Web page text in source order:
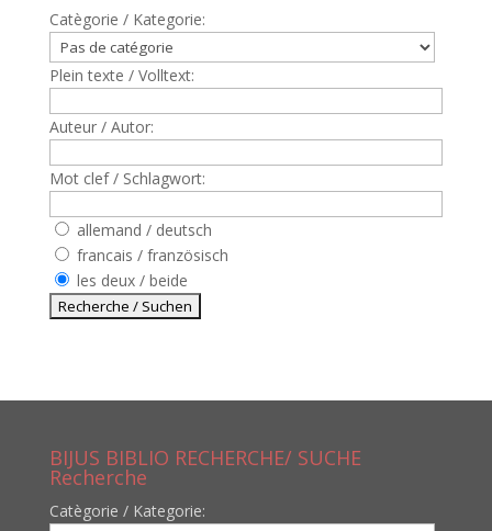
Catègorie / Kategorie:
Plein texte / Volltext:
Auteur / Autor:
Mot clef / Schlagwort:
allemand / deutsch
francais / französisch
les deux / beide
BIJUS BIBLIO RECHERCHE/ SUCHE
Recherche
Catègorie / Kategorie: